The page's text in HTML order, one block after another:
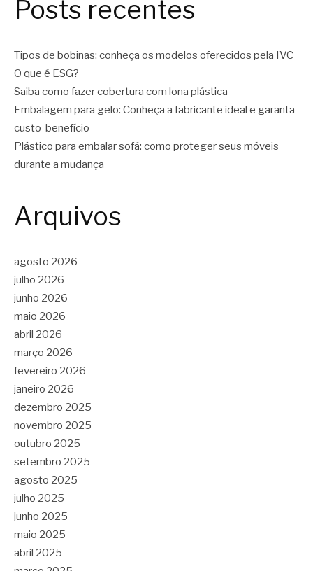
Posts recentes
Tipos de bobinas: conheça os modelos oferecidos pela IVC
O que é ESG?
Saiba como fazer cobertura com lona plástica
Embalagem para gelo: Conheça a fabricante ideal e garanta
custo-benefício
Plástico para embalar sofá: como proteger seus móveis
durante a mudança
Arquivos
agosto 2026
julho 2026
junho 2026
maio 2026
abril 2026
março 2026
fevereiro 2026
janeiro 2026
dezembro 2025
novembro 2025
outubro 2025
setembro 2025
agosto 2025
julho 2025
junho 2025
maio 2025
abril 2025